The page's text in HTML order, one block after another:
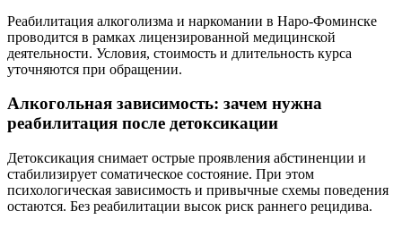
Реабилитация алкоголизма и наркомании в Наро-Фоминске
проводится в рамках лицензированной медицинской
деятельности. Условия, стоимость и длительность курса
уточняются при обращении.
Алкогольная зависимость: зачем нужна
реабилитация после детоксикации
Детоксикация снимает острые проявления абстиненции и
стабилизирует соматическое состояние. При этом
психологическая зависимость и привычные схемы поведения
остаются. Без реабилитации высок риск раннего рецидива.